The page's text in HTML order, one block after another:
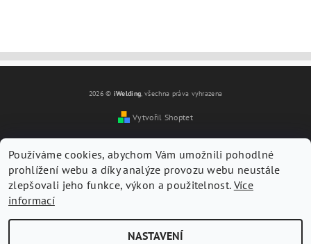
osobních údajů
2026 © iWelding, všechna práva vyhrazena
Vytvořil Shoptet
Používáme cookies, abychom Vám umožnili pohodlné
prohlížení webu a díky analýze provozu webu neustále
zlepšovali jeho funkce, výkon a použitelnost. Více
informací
NASTAVENÍ